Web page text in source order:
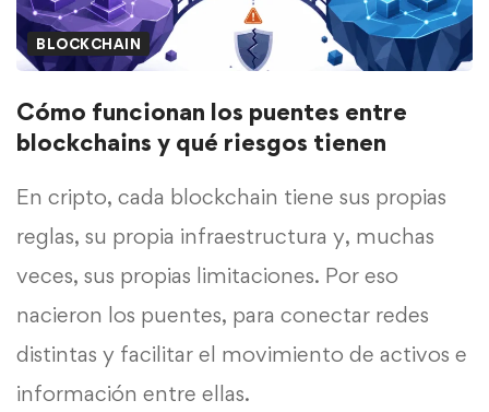
BLOCKCHAIN
Cómo funcionan los puentes entre
blockchains y qué riesgos tienen
En cripto, cada blockchain tiene sus propias
reglas, su propia infraestructura y, muchas
veces, sus propias limitaciones. Por eso
nacieron los puentes, para conectar redes
distintas y facilitar el movimiento de activos e
información entre ellas.